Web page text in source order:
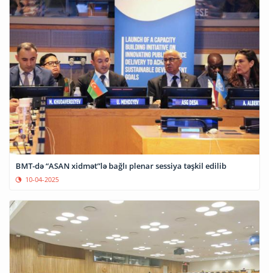
BMT-də “ASAN xidmət”lə bağlı plenar sessiya təşkil edilib
10-04-2025